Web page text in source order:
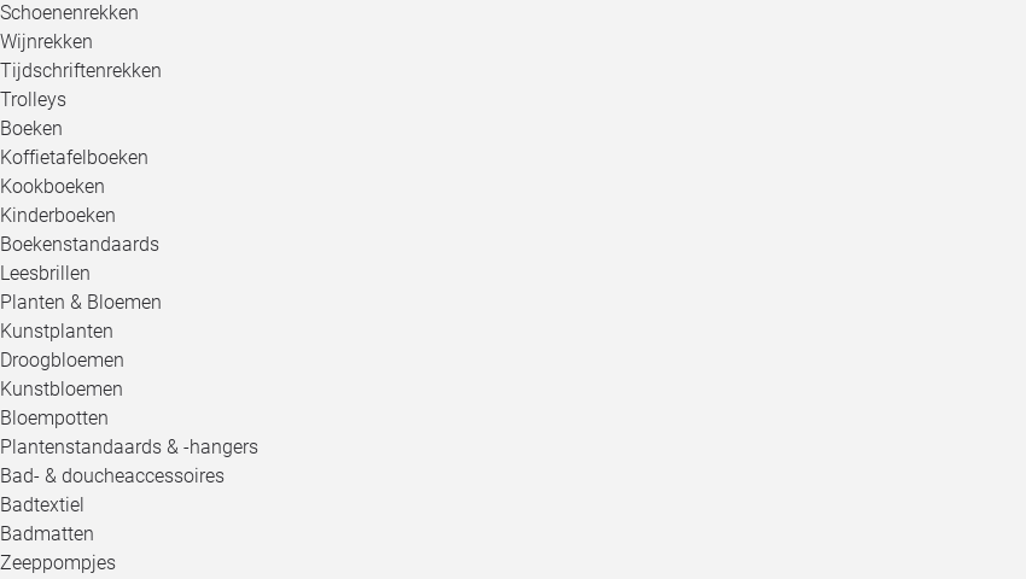
Schoenenrekken
Wijnrekken
Tijdschriftenrekken
Trolleys
Boeken
Koffietafelboeken
Kookboeken
Kinderboeken
Boekenstandaards
Leesbrillen
Planten & Bloemen
Kunstplanten
Droogbloemen
Kunstbloemen
Bloempotten
Plantenstandaards & -hangers
Bad- & doucheaccessoires
Badtextiel
Badmatten
Zeeppompjes